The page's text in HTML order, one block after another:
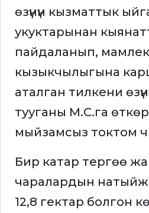
өзүнүн кызматтык
укуктарынан
пайдаланып,
кызыкчылыгына
аталган тилкени
тууганы М.С.га
мыйзамсыз токтом
Бир катар тергөө
чаралардын
12,8 гектар болгон